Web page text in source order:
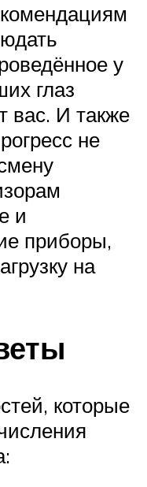
у
глаз
вас. И также
не
и
приборы,
на
которые